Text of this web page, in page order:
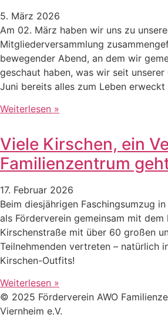
5. März 2026
Am 02. März haben wir uns zu
Mitgliederversammlung
bewegender Abend, an dem wir
geschaut haben, was wir seit
Juni bereits alles zum Leben erweckt
Weiterlesen »
Viele Kirschen, ein
Familienzentrum
17. Februar 2026
Beim diesjährigen Faschingsumzug
als Förderverein gemeinsam mit dem
Kirschenstraße mit über 60 großen
Teilnehmenden vertreten – natürlich
Kirschen-Outfits!
Weiterlesen »
© 2025 Förderverein AWO
Viernheim e.V.